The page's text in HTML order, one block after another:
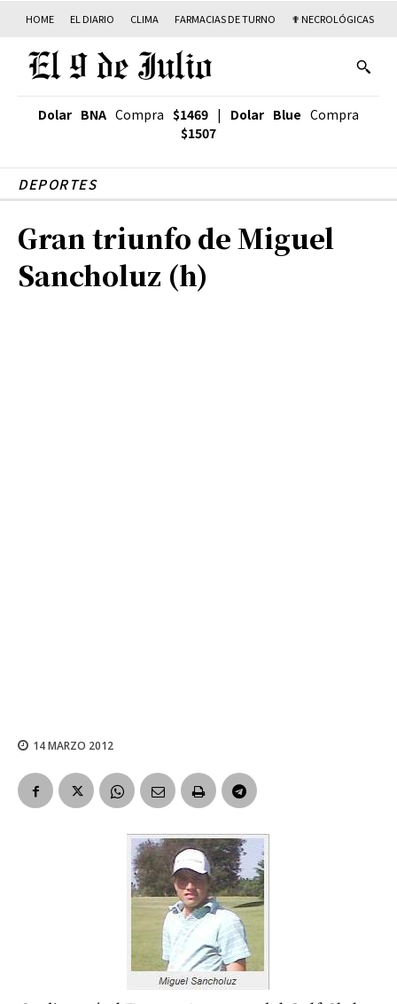
HOME EL DIARIO CLIMA FARMACIAS DE TURNO ✟ NECROLÓGICAS
Dolar BNA Compra $1469 | Dolar Blue Compra
$1507
DEPORTES
Gran triunfo de Miguel
Sancholuz (h)
14 MARZO 2012